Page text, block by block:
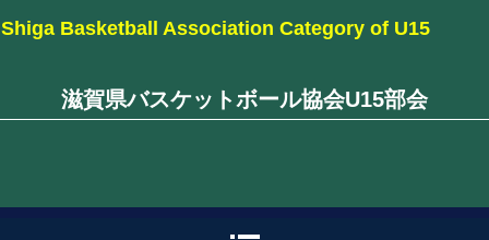
滋賀県バスケットボール協会U15部会
Shiga Basketball Association Category of U15